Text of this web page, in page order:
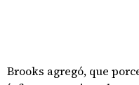
Brooks agregó, que